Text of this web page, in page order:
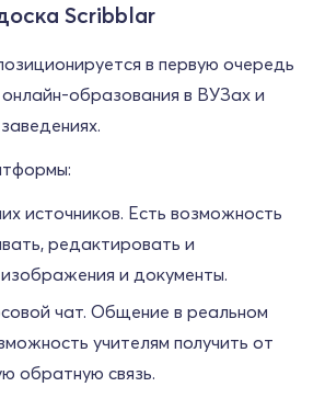
Scribblar
в первую очередь
образования в ВУЗах и
источников. Есть возможность
редактировать и
и документы.
чат. Общение в реальном
учителям получить от
обратную связь.